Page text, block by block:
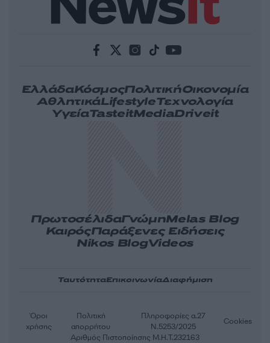
ΕλλάδαΚόσμοςΠολιτικήΟικονομία
ΑθλητικάLifestyleΤεχνολογία
ΥγείαTasteitMediaDriveit
ΠρωτοσέλιδαΓνώμηMelas Blog
ΚαιρόςΠαράξενες Ειδήσεις
Nikos BlogVideos
ΤαυτότηταΕπικοινωνίαΔιαφήμιση
Αριθμός Πιστοποίησης Μ.Η.Τ.232163
Όροι
χρήσης
Πολιτική
απορρήτου
Πληροφορίες α.27
Ν.5253/2025
Cookies